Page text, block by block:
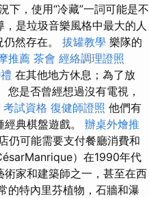
下，使用“冷藏”一詞可能是不
是垃圾音樂風格中最大的人
然存在。 拔罐教學 樂隊的
推薦 茶會 經絡調理證照
在其他地方休息；為了放
是否曾經想過沒有電視，
試資格 復健師證照 他們有
典棋盤遊戲。 辦桌外燴推
仍可能需要支付餐廳消費和
）在1990年代
家和建築師之一，甚至在西
的特內里芬植物，石牆和瀑